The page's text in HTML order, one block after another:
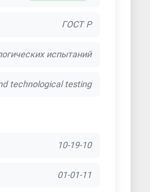
ГОСТ Р
испытаний
technological testing
10-19-10
01-01-11